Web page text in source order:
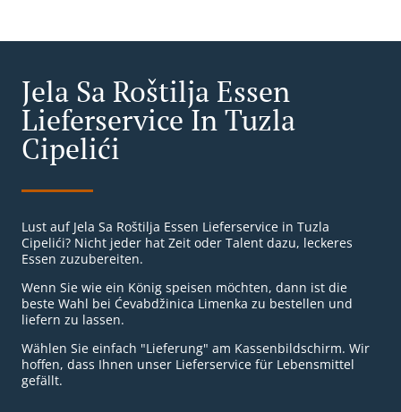
Jela Sa Roštilja Essen
Lieferservice In Tuzla
Cipelići
Lust auf Jela Sa Roštilja Essen Lieferservice in Tuzla
Cipelići? Nicht jeder hat Zeit oder Talent dazu, leckeres
Essen zuzubereiten.
Wenn Sie wie ein König speisen möchten, dann ist die
beste Wahl bei Ćevabdžinica Limenka zu bestellen und
liefern zu lassen.
Wählen Sie einfach "Lieferung" am Kassenbildschirm. Wir
hoffen, dass Ihnen unser Lieferservice für Lebensmittel
gefällt.